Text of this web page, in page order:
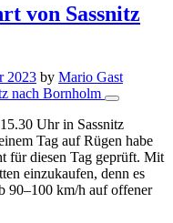
von Sassnitz
2023 by Mario Gast
Uhr in Sassnitz
Tag auf Rügen habe
für diesen Tag geprüft. Mit
einzukaufen, denn es
90–100 km/h auf offener